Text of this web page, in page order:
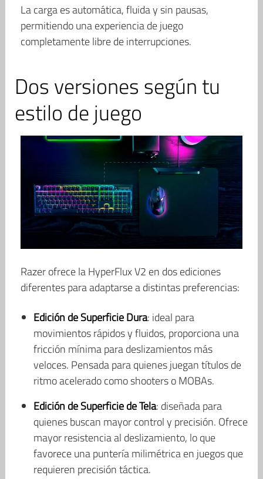
La carga es automática, fluida y sin pausas,
permitiendo una experiencia de juego
completamente libre de interrupciones.
Dos versiones según tu
estilo de juego
Razer ofrece la HyperFlux V2 en dos ediciones
diferentes para adaptarse a distintas preferencias:
Edición de Superficie Dura: ideal para
movimientos rápidos y fluidos, proporciona una
fricción mínima para deslizamientos más
veloces. Pensada para quienes juegan títulos de
ritmo acelerado como shooters o MOBAs.
Edición de Superficie de Tela: diseñada para
quienes buscan mayor control y precisión. Ofrece
mayor resistencia al deslizamiento, lo que
favorece una puntería milimétrica en juegos que
requieren precisión táctica.